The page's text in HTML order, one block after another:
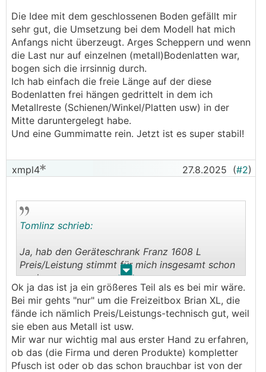
Die Idee mit dem geschlossenen Boden gefällt mir
sehr gut, die Umsetzung bei dem Modell hat mich
Anfangs nicht überzeugt. Arges Scheppern und wenn
die Last nur auf einzelnen (metall)Bodenlatten war,
bogen sich die irrsinnig durch.
Ich hab einfach die freie Länge auf der diese
Bodenlatten frei hängen gedrittelt in dem ich
Metallreste (Schienen/Winkel/Platten usw) in der
Mitte daruntergelegt habe.
Und eine Gummimatte rein. Jetzt ist es super stabil!
xmpl4 27.8.2025 (#2)
. .
Tomlinz schrieb:
Ja, hab den Geräteschrank Franz 1608 L
Preis/Leistung stimmt für mich insgesamt schon
noch.
Für die Größe und die massive Ausführung ist der
Preis wirklich sehr gut bei dem Aktionsmodell.
Damit ist halt der gefühlte "Buffer" für etwaige
Problemchen größer... ;)
Mein Geräteschrank hatte leider einige kleine
Beschädigungen die man halt erst beim
Ok ja das ist ja ein größeres Teil als es bei mir wäre.
Bei mir gehts "nur" um die Freizeitbox Brian XL, die
fände ich nämlich Preis/Leistungs-technisch gut, weil
sie eben aus Metall ist usw.
Mir war nur wichtig mal aus erster Hand zu erfahren,
ob das (die Firma und deren Produkte) kompletter
Pfusch ist oder ob das schon brauchbar ist von der